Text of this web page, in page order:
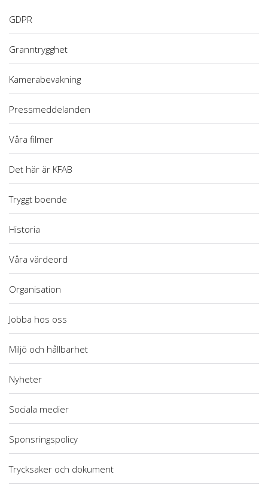
GDPR
Granntrygghet
Kamerabevakning
Pressmeddelanden
Våra filmer
Det här är KFAB
Tryggt boende
Historia
Våra värdeord
Organisation
Jobba hos oss
Miljö och hållbarhet
Nyheter
Sociala medier
Sponsringspolicy
Trycksaker och dokument